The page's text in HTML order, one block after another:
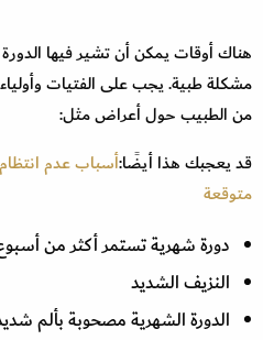
هناك أوقات يمكن أن تشير فيها
مشكلة طبية. يجب على الفتيات
من الطبيب حول أعراض مثل:
قد يعجبك هذا أيضًا:
متوقعة
دورة شهرية تستمر أكثر من
النزيف الشديد
الدورة الشهرية مصحوبة بألم